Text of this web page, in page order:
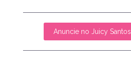
Anuncie no Juicy Santos